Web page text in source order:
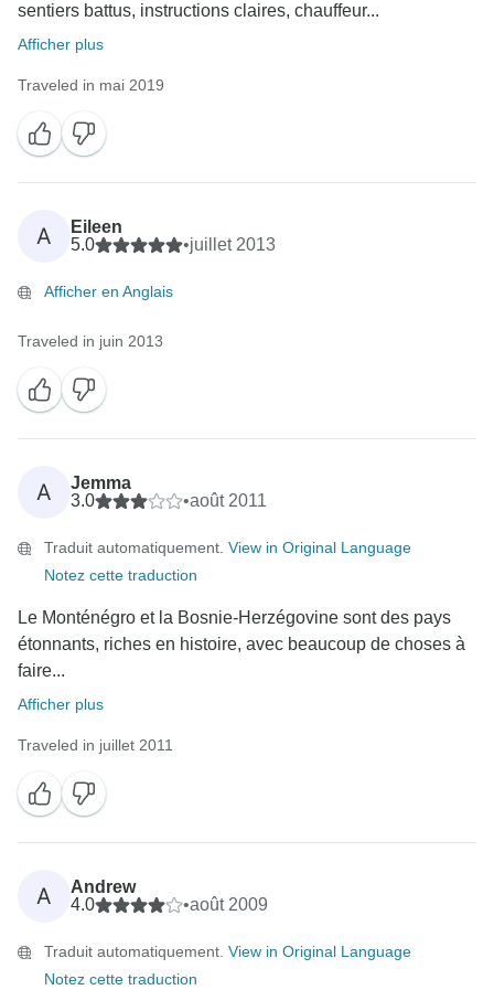
sentiers battus, instructions claires, chauffeur...
Afficher plus
Traveled in mai 2019
A
Eileen
5.0
•juillet 2013
Afficher en Anglais
Traveled in juin 2013
A
Jemma
3.0
•août 2011
Traduit automatiquement. View in Original Language
Notez cette traduction
Le Monténégro et la Bosnie-Herzégovine sont des pays
étonnants, riches en histoire, avec beaucoup de choses à
faire...
Afficher plus
Traveled in juillet 2011
A
Andrew
4.0
•août 2009
Traduit automatiquement. View in Original Language
Notez cette traduction